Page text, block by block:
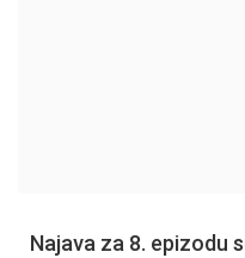
Najava za 8. epizodu